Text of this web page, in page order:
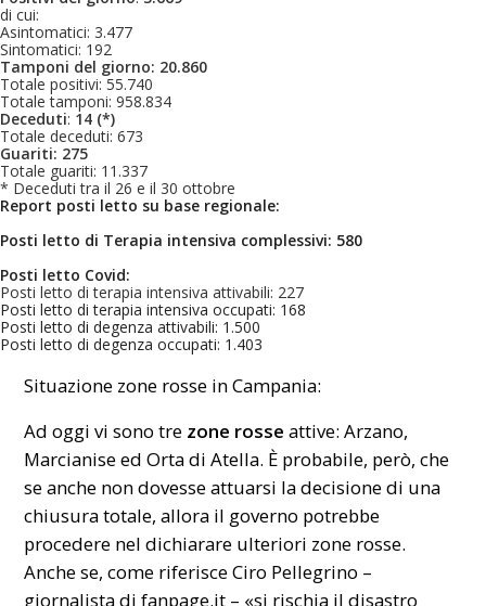
di cui:
Asintomatici: 3.477
Sintomatici: 192
Tamponi del giorno: 20.860
Totale positivi: 55.740
Totale tamponi: 958.834
​Deceduti: 14 (*)
Totale deceduti: 673
Guariti: 275
Totale guariti: 11.337
* Deceduti tra il 26 e il 30 ottobre
​Report posti letto su base regionale:
Posti letto di Terapia intensiva complessivi: 580
Posti letto Covid:
Posti letto di terapia intensiva attivabili: 227​
Posti letto di terapia intensiva occupati: 168
Posti letto di degenza attivabili: 1.500
Posti letto di degenza occupati: 1.403
Situazione zone rosse in Campania:
Ad oggi vi sono tre zone rosse attive: Arzano,
Marcianise ed Orta di Atella. È probabile, però, che
se anche non dovesse attuarsi la decisione di una
chiusura totale, allora il governo potrebbe
procedere nel dichiarare ulteriori zone rosse.
Anche se, come riferisce Ciro Pellegrino –
giornalista di fanpage.it – «si rischia il disastro